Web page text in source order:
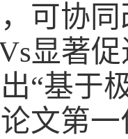
可协
显著
“基于
文第